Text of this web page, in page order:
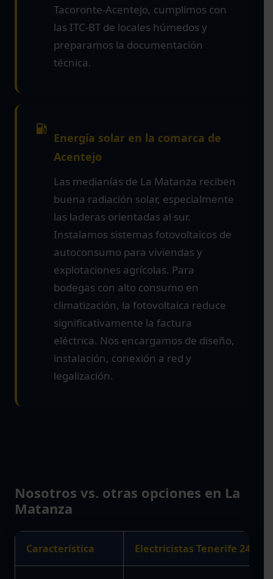
Tacoronte-Acentejo, cumplimos con
las ITC-BT de locales húmedos y
preparamos la documentación
técnica.
Energía solar en la comarca de
Acentejo
Las medianías de La Matanza reciben
buena radiación solar, especialmente
las laderas orientadas al sur.
Instalamos sistemas fotovoltaicos de
autoconsumo para viviendas y
explotaciones agrícolas. Para
bodegas con alto consumo en
climatización, la fotovoltaica reduce
significativamente la factura
eléctrica. Nos encargamos de diseño,
instalación, conexión a red y
legalización.
Nosotros vs. otras opciones en La
Matanza
Característica Electricistas Tenerife 24H